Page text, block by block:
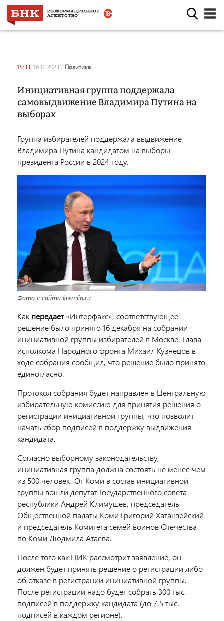
15:33, 16.12.2023 / политика
Инициативная группа поддержала
самовыдвижение Владимира Путина на
выборах
Группа избирателей поддержала выдвижение
Владимира Путина кандидатом на выборы
президента России в 2024 году.
Фото с сайта kremlin.ru
Как передает«Интерфакс», соответствующее
решение было принято 16 декабря на собрании
инициативной группы избирателей в Москве. Глава
исполкома Народного фронта Михаил Кузнецов в
ходе собрания сообщил, что решение было принято
единогласно.
Протокол собрания будет направлен в Центральную
избирательную комиссию для принятия решения о
регистрации инициативной группы, что позволит
начать сбор подписей в поддержку выдвижения
кандидата.
Согласно выборному законодательству,
инициативная группа должна состоять не менее чем
из 500 человек. От Коми в состав инициативной
группы вошли депутат Государственного совета
республики Андрей Климушев, председатель
Общественной палаты Коми Григорий Хатанзейский
и председатель Комитета семей воинов Отечества
по Коми Людмила Атаева.
После того как ЦИК рассмотрит заявление, он
должен будет принять решение о регистрации либо
об отказе в регистрации инициативной группы.
После регистрации надо будет собрать 300 тыс.
подписей в поддержку кандидата (до 7,5 тыс.
подписей в каждом регионе).